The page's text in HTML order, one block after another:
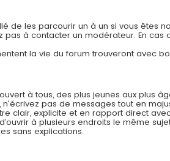
de les parcourir un à un si vous êtes
à contacter un modérateur. En
la vie du forum trouveront avec
ouvert à tous, des plus jeunes aux plus
pas de messages tout en
clair, explicite et en rapport direct
à plusieurs endroits le même
sans explications.